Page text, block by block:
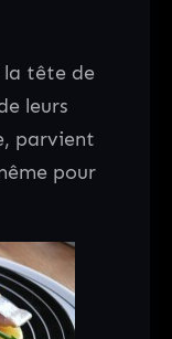
la tête de
leurs
parvient
pour